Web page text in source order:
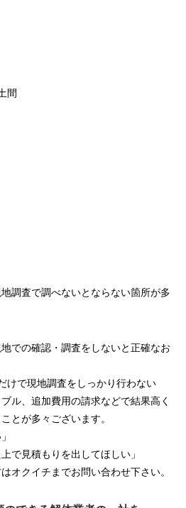
間
調査で調べないとならない箇所が多
での確認・調査をしないと正確なお
けで現地調査をしっかり行わない
ル、追加費用の請求などで結果高く
とが多々ございます。
で見積もりを出してほしい」
オクイチまでお問い合わせ下さい。